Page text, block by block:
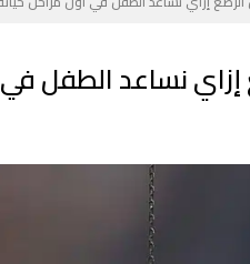
نساعد الطفل